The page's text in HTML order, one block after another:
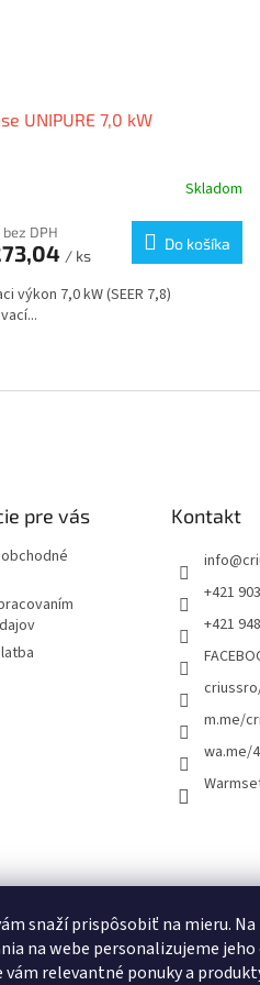
snaží prispôsobiť na mieru.
na webe personalizujeme jeho
relevantné ponuky a
UNIPURE 7,0 kW
Skladom
DPH
/ ks
Do košíka
výkon 7,0 kW (SEER 7,8)
pre vás Kontakt
info@
+421
+421
m.me/
wa.me/
hodnotenie